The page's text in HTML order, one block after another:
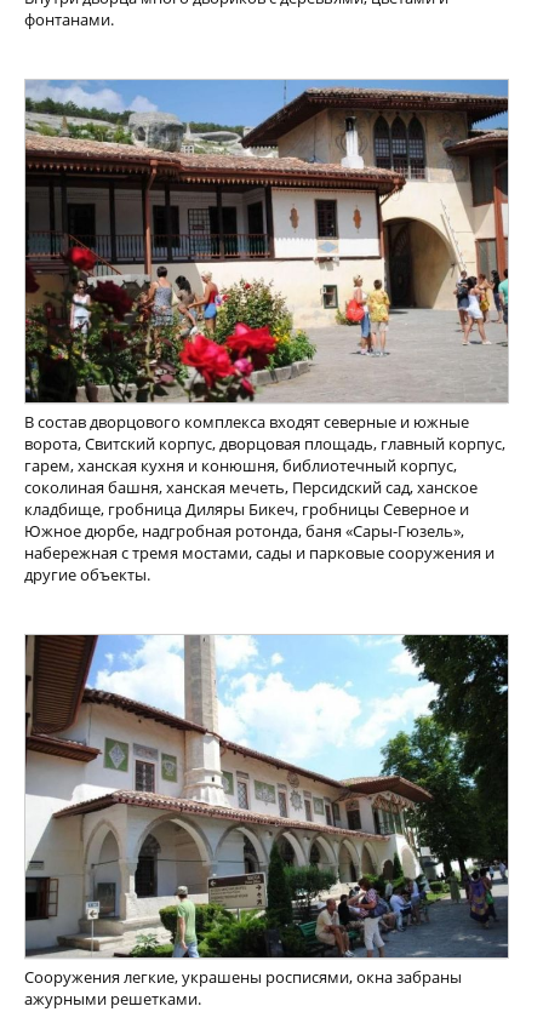
фонтанами.
В состав дворцового комплекса входят северные и южные
ворота, Свитский корпус, дворцовая площадь, главный корпус,
гарем, ханская кухня и конюшня, библиотечный корпус,
соколиная башня, ханская мечеть, Персидский сад, ханское
кладбище, гробница Диляры Бикеч, гробницы Северное и
Южное дюрбе, надгробная ротонда, баня «Сары-Гюзель»,
набережная с тремя мостами, сады и парковые сооружения и
другие объекты.
Сооружения легкие, украшены росписями, окна забраны
ажурными решетками.